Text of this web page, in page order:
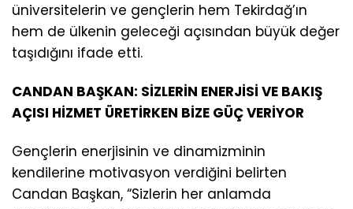
üniversitelerin ve gençlerin hem Tekirdağ’ın
hem de ülkenin geleceği açısından büyük değer
taşıdığını ifade etti.
CANDAN BAŞKAN: SİZLERİN ENERJİSİ VE BAKIŞ
AÇISI HİZMET ÜRETİRKEN BİZE GÜÇ VERİYOR
Gençlerin enerjisinin ve dinamizminin
kendilerine motivasyon verdiğini belirten
Candan Başkan, “Sizlerin her anlamda